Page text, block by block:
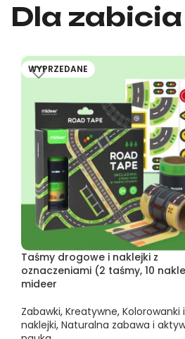
Dla
WYPRZEDANE
Taśmy drogowe i naklejki z
oznaczeniami (2 taśmy, 10
mideer
Zabawki, Kreatywne, Kolorowanki i
naklejki, Naturalna zabawa i